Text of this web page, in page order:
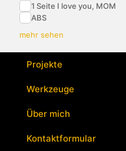
1 Seite I love you, MOM
ABS
mehr sehen
Projekte
Werkzeuge
Über mich
Kontaktformular